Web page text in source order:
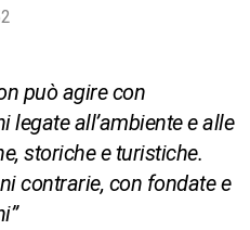
può agire con
all’ambiente e alle
storiche e turistiche.
contrarie, con fondate e